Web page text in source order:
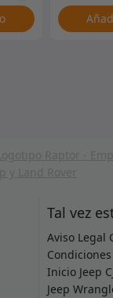
Tal vez
Aviso Legal
Inicio Jeep
Jeep